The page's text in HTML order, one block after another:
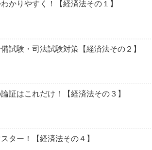
かりやすく！【経済法その１】
試験・司法試験対策【経済法その２】
証はこれだけ！【経済法その３】
ター！【経済法その４】